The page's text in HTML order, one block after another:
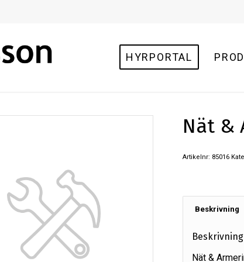
HYRPORTAL
Nät &
Artikelnr: 85016
Beskrivning
Beskrivning
Nät &